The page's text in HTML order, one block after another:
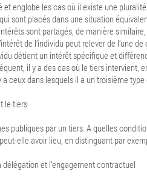
englobe les cas où il existe une
sont placés dans une situation
sont partagés, de manière
de l’individu peut relever de l’une
détient un intérêt spécifique et
il y a des cas où le tiers intervient,
ceux dans lesquels il a un troisième type
le tiers
publiques par un tiers. A quelles
elle avoir lieu, en distinguant par
et l’engagement contractuel